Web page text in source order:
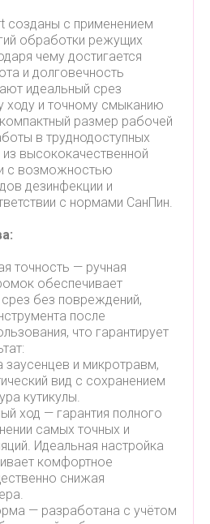
созданы с применением
обработки режущих
чему достигается
и долговечность
идеальный срез
ходу и точному смыканию
размер рабочей
в труднодоступных
высококачественной
с возможностью
дезинфекции и
с нормами СанПин.
точность — ручная
обеспечивает
без повреждений,
после
что гарантирует
заусенцев и микротравм,
вид с сохранением
кутикулы.
ход — гарантия полного
самых точных и
Идеальная настройка
комфортное
снижая
— разработана с учётом